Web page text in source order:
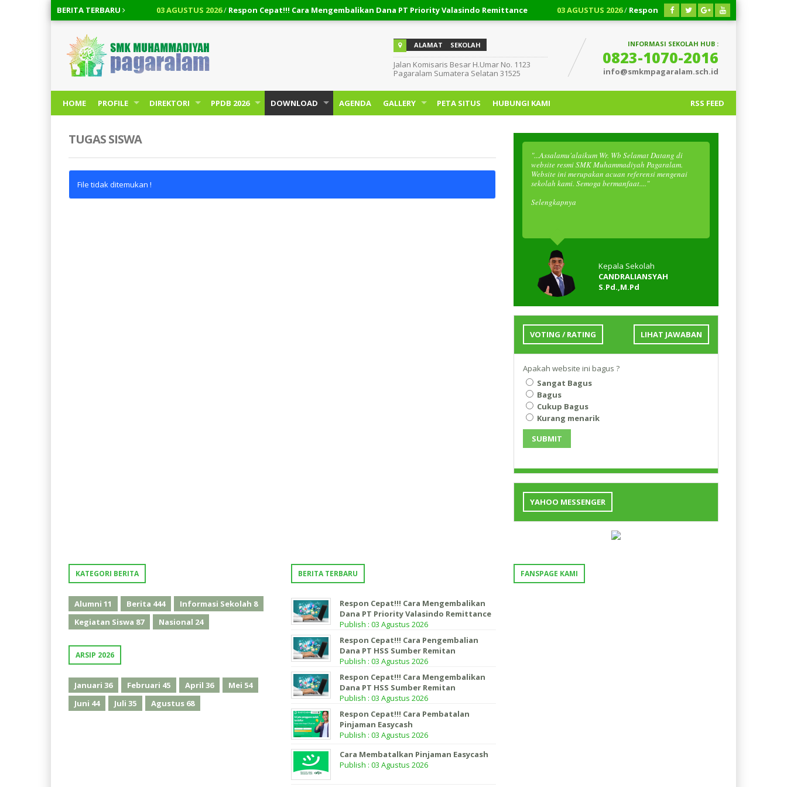
BERITA TERBARU 03 AGUSTUS 2026/Respon Cepat!!! Cara Mengembalikan Dana PT Priority Valasindo Remittance 03 AGUSTUS 2026/Respon Cepat!!! Cara Pengembalian Dana PT
03 AGUSTUS 2026/Cara Membatalkan Pinjaman Easycash
ALAMAT SEKOLAH
Jalan Komisaris Besar H.Umar No. 1123
Pagaralam Sumatera Selatan 31525
INFORMASI SEKOLAH HUB :
0823-1070-2016
info@smkmpagaralam.sch.id
HOME PROFILE DIREKTORI PPDB 2026 DOWNLOAD AGENDA GALLERY PETA SITUS HUBUNGI KAMI RSS FEED
TUGAS SISWA
File tidak ditemukan !
"...Assalamu'alaikum Wr. Wb Selamat Datang di
website resmi SMK Muhammadiyah Pagaralam.
Website ini merupakan acuan referensi mengenai
sekolah kami. Semoga bermanfaat...."
Selengkapnya
Kepala Sekolah
CANDRALIANSYAH
S.Pd.,M.Pd
VOTING / RATING LIHAT JAWABAN
Apakah website ini bagus ?
Sangat Bagus
Bagus
Cukup Bagus
Kurang menarik
SUBMIT
YAHOO MESSENGER
KATEGORI BERITA
Alumni 11 Berita 444 Informasi Sekolah 8
Kegiatan Siswa 87 Nasional 24
ARSIP 2026
Januari 36 Februari 45 April 36 Mei 54
Juni 44 Juli 35 Agustus 68
BERITA TERBARU
Respon Cepat!!! Cara Mengembalikan
Dana PT Priority Valasindo Remittance
Publish : 03 Agustus 2026
Respon Cepat!!! Cara Pengembalian
Dana PT HSS Sumber Remitan
Publish : 03 Agustus 2026
Respon Cepat!!! Cara Mengembalikan
Dana PT HSS Sumber Remitan
Publish : 03 Agustus 2026
Respon Cepat!!! Cara Pembatalan
Pinjaman Easycash
Publish : 03 Agustus 2026
Cara Membatalkan Pinjaman Easycash
Publish : 03 Agustus 2026
FANSPAGE KAMI